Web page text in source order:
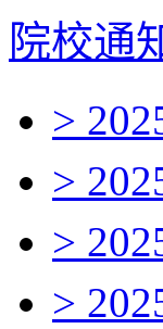
院校通
>
>
>
>